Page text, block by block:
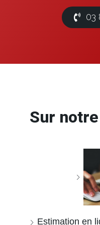
03
Sur
Estimation en